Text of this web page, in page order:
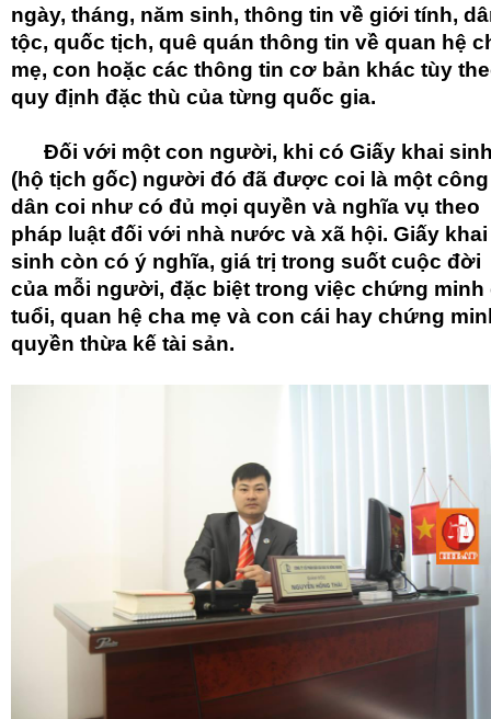
ngày, tháng, năm sinh, thông tin về giới tính,
tộc, quốc tịch, quê quán thông tin về quan hệ
mẹ, con hoặc các thông tin cơ bản khác tùy
quy định đặc thù của từng quốc gia.
Đối với một con người, khi có Giấy khai
(hộ tịch gốc) người đó đã được coi là một công
dân coi như có đủ mọi quyền và nghĩa vụ theo
pháp luật đối với nhà nước và xã hội. Giấy khai
sinh còn có ý nghĩa, giá trị trong suốt cuộc đời
của mỗi người, đặc biệt trong việc chứng minh
tuổi, quan hệ cha mẹ và con cái hay chứng
quyền thừa kế tài sản.